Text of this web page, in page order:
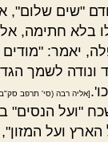
"שים שלום",
בלא חתימה,
יאמר: "מודים
ונודה לשמך
[אליה רבה (סי' תרפב
"ועל הנסים"
ועל המזון",